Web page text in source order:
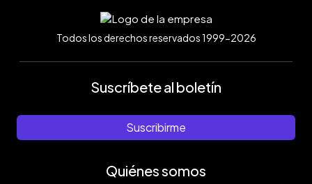
Todos los derechos reservados 1999-2026
Suscríbete al boletín
Suscribirme
Quiénes somos